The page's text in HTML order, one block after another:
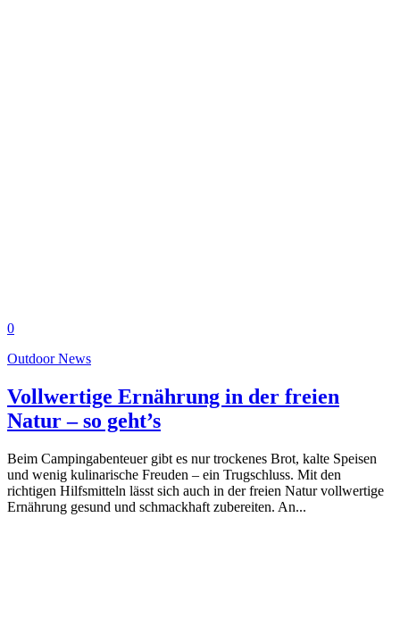
0
Outdoor News
Vollwertige Ernährung in der freien
Natur – so geht’s
Beim Campingabenteuer gibt es nur trockenes Brot, kalte Speisen
und wenig kulinarische Freuden – ein Trugschluss. Mit den
richtigen Hilfsmitteln lässt sich auch in der freien Natur vollwertige
Ernährung gesund und schmackhaft zubereiten. An...